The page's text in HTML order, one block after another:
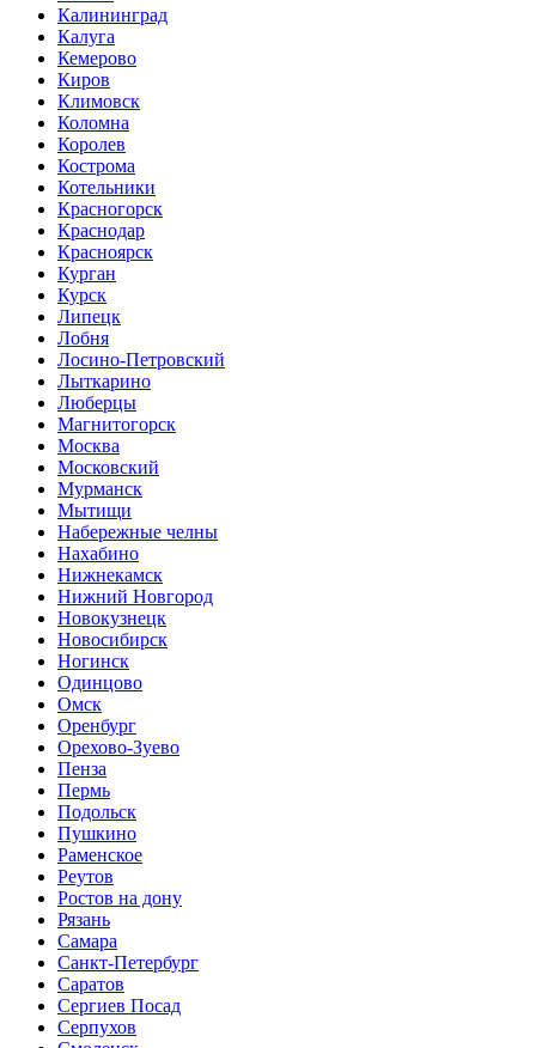
Калининград
Калуга
Кемерово
Киров
Климовск
Коломна
Королев
Кострома
Котельники
Красногорск
Краснодар
Красноярск
Курган
Курск
Липецк
Лобня
Лосино-Петровский
Лыткарино
Люберцы
Магнитогорск
Москва
Московский
Мурманск
Мытищи
Набережные челны
Нахабино
Нижнекамск
Нижний Новгород
Новокузнецк
Новосибирск
Ногинск
Одинцово
Омск
Оренбург
Орехово-Зуево
Пенза
Пермь
Подольск
Пушкино
Раменское
Реутов
Ростов на дону
Рязань
Самара
Санкт-Петербург
Саратов
Сергиев Посад
Серпухов